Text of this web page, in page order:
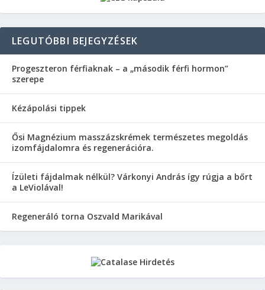
LEGUTÓBBI BEJEGYZÉSEK
Progeszteron férfiaknak – a „második férfi hormon”
szerepe
Kézápolási tippek
Ősi Magnézium masszázskrémek természetes megoldás
izomfájdalomra és regenerációra.
Ízületi fájdalmak nélkül? Várkonyi András így rúgja a bőrt
a LeViolával!
Regeneráló torna Oszvald Marikával